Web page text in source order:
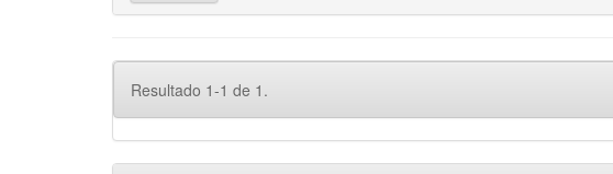
Resultado 1-1 de 1.